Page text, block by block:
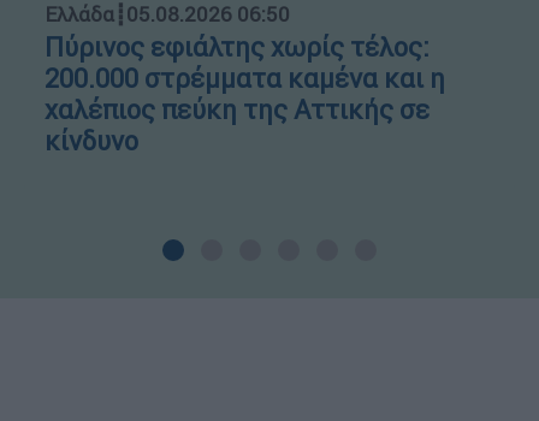
Ελλάδα┋05.08.2026 06:50
Πύρινος εφιάλτης χωρίς τέλος:
200.000 στρέμματα καμένα και η
χαλέπιος πεύκη της Αττικής σε
κίνδυνο